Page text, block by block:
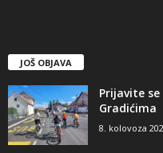
JOŠ OBJAVA
Prijavite
Gradićima
8. kolovoza